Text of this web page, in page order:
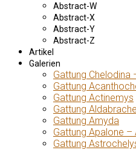
Abstract-W
Abstract-X
Abstract-Y
Abstract-Z
Artikel
Galerien
Gattung Chelodina
Gattung
Gattung Actinemys
Gattung
Gattung Amyda
Gattung Apalone
Gattung